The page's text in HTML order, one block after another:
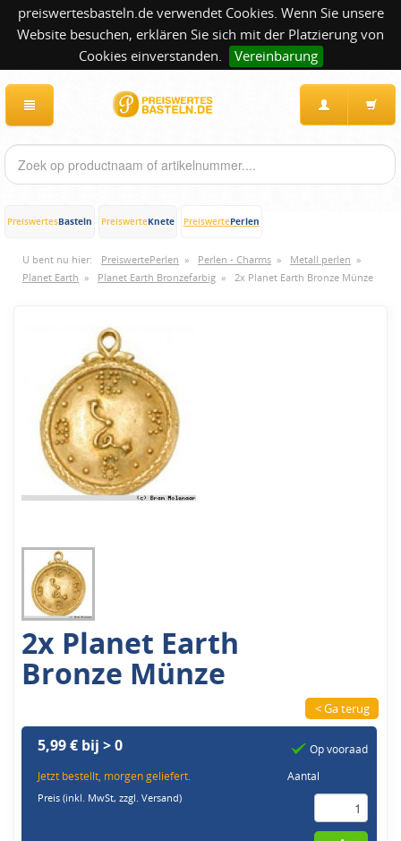
preiswertesbasteln.de verwendet Cookies. Wenn Sie unsere
Website besuchen, erklären Sie sich mit der Platzierung von
Cookies einverstanden.
Vereinbarung
PreiswertesBasteln PreiswerteKnete PreiswertePerlen
U bent nu hier: PreiswertePerlen » Perlen - Charms » Metall perlen »
Planet Earth » Planet Earth Bronzefarbig » 2x Planet Earth Bronze Münze
2x Planet Earth
Bronze Münze
< Ga terug
5,99 € bij > 0
Jetzt bestellt, morgen geliefert.
Preis (inkl. MwSt,zzgl. Versand)
Op vooraad
Aantal